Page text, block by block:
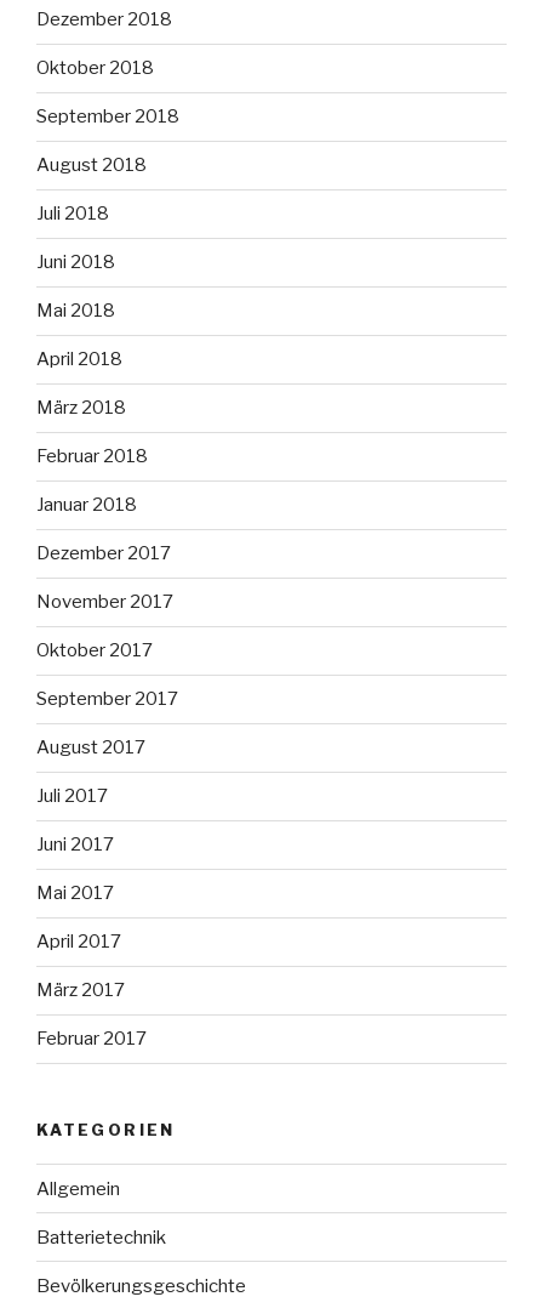
Dezember 2018
Oktober 2018
September 2018
August 2018
Juli 2018
Juni 2018
Mai 2018
April 2018
März 2018
Februar 2018
Januar 2018
Dezember 2017
November 2017
Oktober 2017
September 2017
August 2017
Juli 2017
Juni 2017
Mai 2017
April 2017
März 2017
Februar 2017
KATEGORIEN
Allgemein
Batterietechnik
Bevölkerungsgeschichte